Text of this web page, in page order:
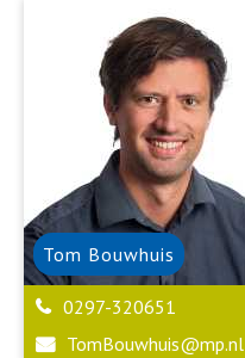
Tom Bouwhuis
0297-320651
TomBouwhuis@mp.nl